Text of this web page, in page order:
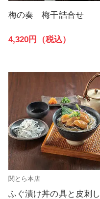
梅の奏 梅干詰合せ
4,320円（税込）
関とら本店
ふぐ漬け丼の具と皮刺し